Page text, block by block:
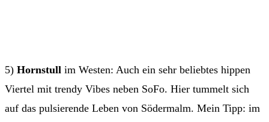
5) Hornstull im Westen: Auch ein sehr beliebtes hippen
Viertel mit trendy Vibes neben SoFo. Hier tummelt sich
auf das pulsierende Leben von Södermalm. Mein Tipp: im